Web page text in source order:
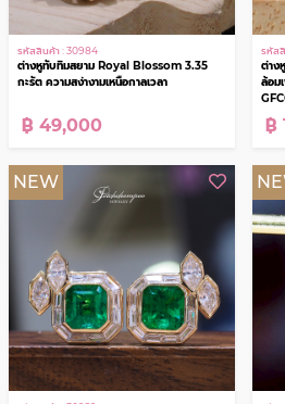
กะรัต ความสง่างามเหนือกาลเวลา
฿ 49,000
รหัส
ต่าง
ล้อ
NEW